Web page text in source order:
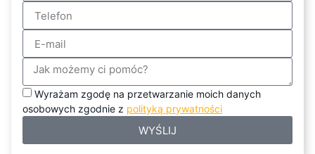
Wyrażam zgodę na przetwarzanie moich danych
osobowych zgodnie z polityką prywatności
WYŚLIJ